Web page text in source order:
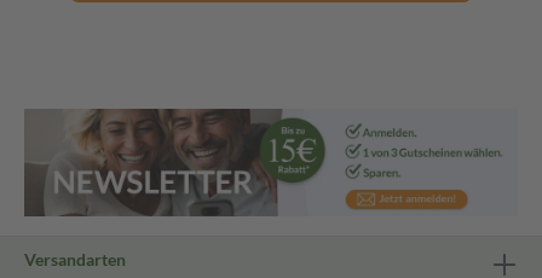
Versandarten